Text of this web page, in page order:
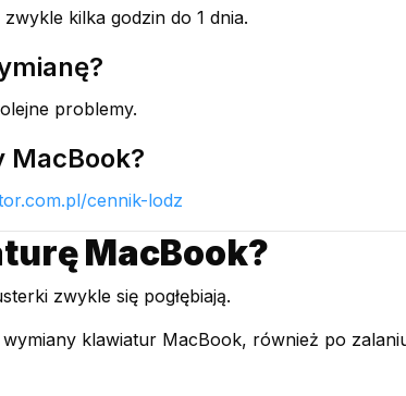
kilka godzin do 1 dnia.
problemy.
MacBook?
cennik-lodz
MacBook?
zwykle się pogłębiają.
klawiatur MacBook, również po